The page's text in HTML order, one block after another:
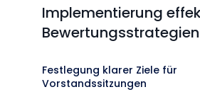
Implementierung
Bewertungsstrategien
Festlegung klarer Ziele für
Vorstandssitzungen